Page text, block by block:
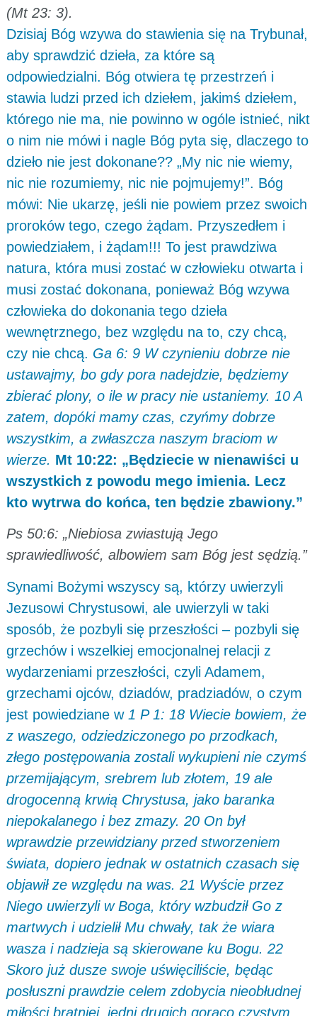
(Mt 23: 3).
Dzisiaj Bóg wzywa do stawienia się na Trybunał,
aby sprawdzić dzieła, za które są
odpowiedzialni. Bóg otwiera tę przestrzeń i
stawia ludzi przed ich dziełem, jakimś dziełem,
którego nie ma, nie powinno w ogóle istnieć, nikt
o nim nie mówi i nagle Bóg pyta się, dlaczego to
dzieło nie jest dokonane?? „My nic nie wiemy,
nic nie rozumiemy, nic nie pojmujemy!”. Bóg
mówi: Nie ukarzę, jeśli nie powiem przez swoich
proroków tego, czego żądam. Przyszedłem i
powiedziałem, i żądam!!! To jest prawdziwa
natura, która musi zostać w człowieku otwarta i
musi zostać dokonana, ponieważ Bóg wzywa
człowieka do dokonania tego dzieła
wewnętrznego, bez względu na to, czy chcą,
czy nie chcą. Ga 6: 9 W czynieniu dobrze nie
ustawajmy, bo gdy pora nadejdzie, będziemy
zbierać plony, o ile w pracy nie ustaniemy. 10 A
zatem, dopóki mamy czas, czyńmy dobrze
wszystkim, a zwłaszcza naszym braciom w
wierze. Mt 10:22: „Będziecie w nienawiści u
wszystkich z powodu mego imienia. Lecz
kto wytrwa do końca, ten będzie zbawiony.”
Ps 50:6: „Niebiosa zwiastują Jego
sprawiedliwość, albowiem sam Bóg jest sędzią.”
Synami Bożymi wszyscy są, którzy uwierzyli
Jezusowi Chrystusowi, ale uwierzyli w taki
sposób, że pozbyli się przeszłości – pozbyli się
grzechów i wszelkiej emocjonalnej relacji z
wydarzeniami przeszłości, czyli Adamem,
grzechami ojców, dziadów, pradziadów, o czym
jest powiedziane w 1 P 1: 18 Wiecie bowiem, że
z waszego, odziedziczonego po przodkach,
złego postępowania zostali wykupieni nie czymś
przemijającym, srebrem lub złotem, 19 ale
drogocenną krwią Chrystusa, jako baranka
niepokalanego i bez zmazy. 20 On był
wprawdzie przewidziany przed stworzeniem
świata, dopiero jednak w ostatnich czasach się
objawił ze względu na was. 21 Wyście przez
Niego uwierzyli w Boga, który wzbudził Go z
martwych i udzielił Mu chwały, tak że wiara
wasza i nadzieja są skierowane ku Bogu. 22
Skoro już dusze swoje uświęciliście, będąc
posłuszni prawdzie celem zdobycia nieobłudnej
miłości bratniej, jedni drugich gorąco czystym